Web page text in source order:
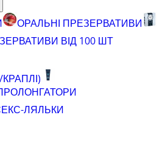
ОРАЛЬНІ ПРЕЗЕРВАТИВИ
ВІД 100 ШТ
ЛЯЛЬКИ